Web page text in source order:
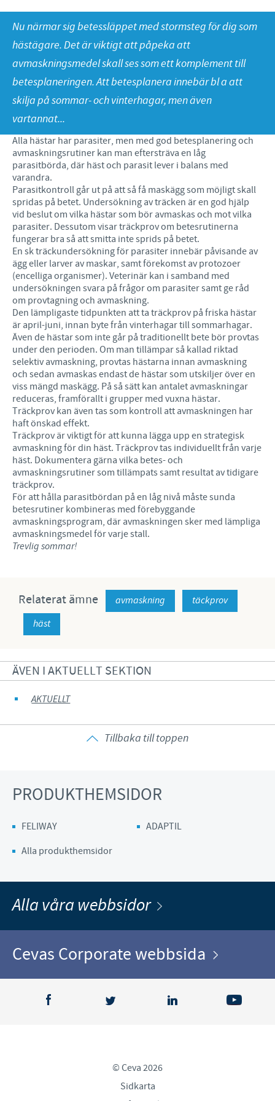
Nötkreatur
Gris
Sprider kunskap
Samarbetar stolt med
Tar vårt globala ansvar
Aktuellt
KONTAKTA OSS
Nyhetsbrev
Kontaktuppgifter
Ansök om sponsring
ÅTERFÖRSÄLJARE
Våra återförsäljare
Ceva OnlineUtbildning
Resurscenter för återförsäljare - marknadsmaterial
Nu närmar sig betessläppet med stormsteg för dig som
hästägare. Det är viktigt att påpeka att
avmaskningsmedel skall ses som ett komplement till
betesplaneringen. Att betesplanera innebär bl a att
skilja på sommar- och vinterhagar, men även
vartannat...
Alla hästar har parasiter, men med god betesplanering och
avmaskningsrutiner kan man eftersträva en låg
parasitbörda, där häst och parasit lever i balans med
varandra.
Parasitkontroll går ut på att så få maskägg som möjligt skall
spridas på betet. Undersökning av träcken är en god hjälp
vid beslut om vilka hästar som bör avmaskas och mot vilka
parasiter. Dessutom visar träckprov om betesrutinerna
fungerar bra så att smitta inte sprids på betet.
En sk träckundersökning för parasiter innebär påvisande av
ägg eller larver av maskar, samt förekomst av protozoer
(encelliga organismer). Veterinär kan i samband med
undersökningen svara på frågor om parasiter samt ge råd
om provtagning och avmaskning.
Den lämpligaste tidpunkten att ta träckprov på friska hästar
är april-juni, innan byte från vinterhagar till sommarhagar.
Även de hästar som inte går på traditionellt bete bör provtas
under den perioden. Om man tillämpar så kallad riktad
selektiv avmaskning, provtas hästarna innan avmaskning
och sedan avmaskas endast de hästar som utskiljer över en
viss mängd maskägg. På så sätt kan antalet avmaskningar
reduceras, framförallt i grupper med vuxna hästar.
Träckprov kan även tas som kontroll att avmaskningen har
haft önskad effekt.
Träckprov är viktigt för att kunna lägga upp en strategisk
avmaskning för din häst. Träckprov tas individuellt från varje
häst. Dokumentera gärna vilka betes- och
avmaskningsrutiner som tillämpats samt resultat av tidigare
träckprov.
För att hålla parasitbördan på en låg nivå måste sunda
betesrutiner kombineras med förebyggande
avmaskningsprogram, där avmaskningen sker med lämpliga
avmaskningsmedel för varje stall.
Trevlig sommar!
Relaterat ämne avmaskning
täckprov
häst
ÄVEN I AKTUELLT SEKTION
AKTUELLT
Tillbaka till toppen
PRODUKTHEMSIDOR
FELIWAY
ADAPTIL
Alla produkthemsidor
Alla våra webbsidor
Cevas Corporate webbsida
© Ceva 2026
Sidkarta